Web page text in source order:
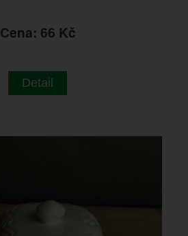
Cena: 66 Kč
Detail